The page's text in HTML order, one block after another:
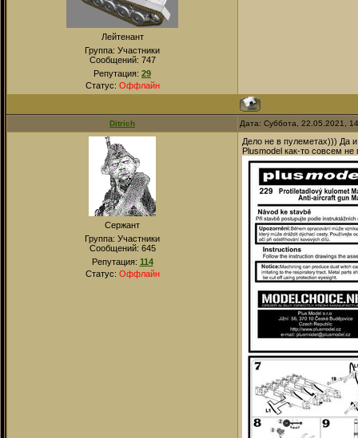
Лейтенант
Группа: Участники
Сообщений: 747
Репутация: 29
Статус: Оффлайн
Ditrich Дата: Суббота, 22.05.2021,
Сержант
Группа: Участники
Сообщений: 645
Репутация: 114
Статус: Оффлайн
Дело не в пулеметах))) Да
Plusmodel как-то совсем